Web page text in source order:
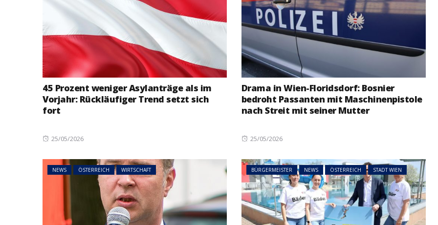
45 Prozent weniger Asylanträge als im
Vorjahr: Rückläufiger Trend setzt sich
fort
Posted
25/05/2026
Drama in Wien-Floridsdorf: Bosnier
bedroht Passanten mit Maschinenpistole
nach Streit mit seiner Mutter
Posted
25/05/2026
NEWS ÖSTERREICH WIRTSCHAFT BÜRGERMEISTER NEWS ÖSTERREICH STADT WIEN